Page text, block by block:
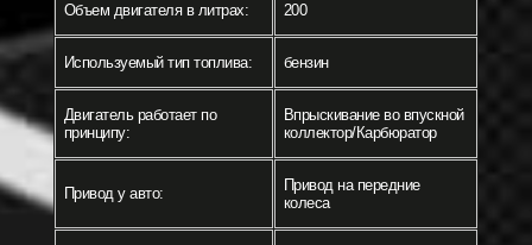
Объем двигателя в литрах: 200
Используемый тип топлива: бензин
Двигатель работает по
принципу:
Впрыскивание во впускной
коллектор/Карбюратор
Привод у авто:
Привод на передние
колеса